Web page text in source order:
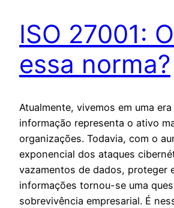
ISO 27001:
essa norma?
Atualmente, vivemos em uma
informação representa o ativo
organizações. Todavia, com o
exponencial dos ataques
vazamentos de dados, proteger
informações tornou-se uma
sobrevivência empresarial. É